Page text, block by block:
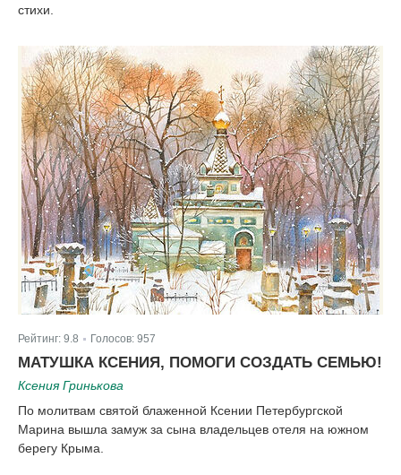
стихи.
Рейтинг: 9.8 Голосов: 957
МАТУШКА КСЕНИЯ, ПОМОГИ СОЗДАТЬ СЕМЬЮ!
Ксения Гринькова
По молитвам святой блаженной Ксении Петербургской
Марина вышла замуж за сына владельцев отеля на южном
берегу Крыма.